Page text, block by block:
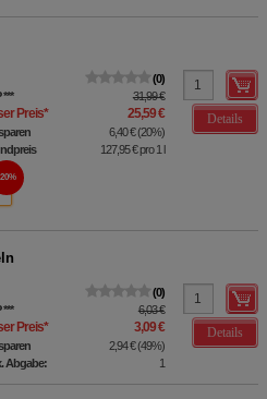
0
*** 31,99 €
Preis* 25,59 €
6,40 €(20%)
127,95 €pro 1 l
Details
20%
0
*** 6,03 €
Preis* 3,09 €
2,94 €(49%)
Abgabe:
1
Details